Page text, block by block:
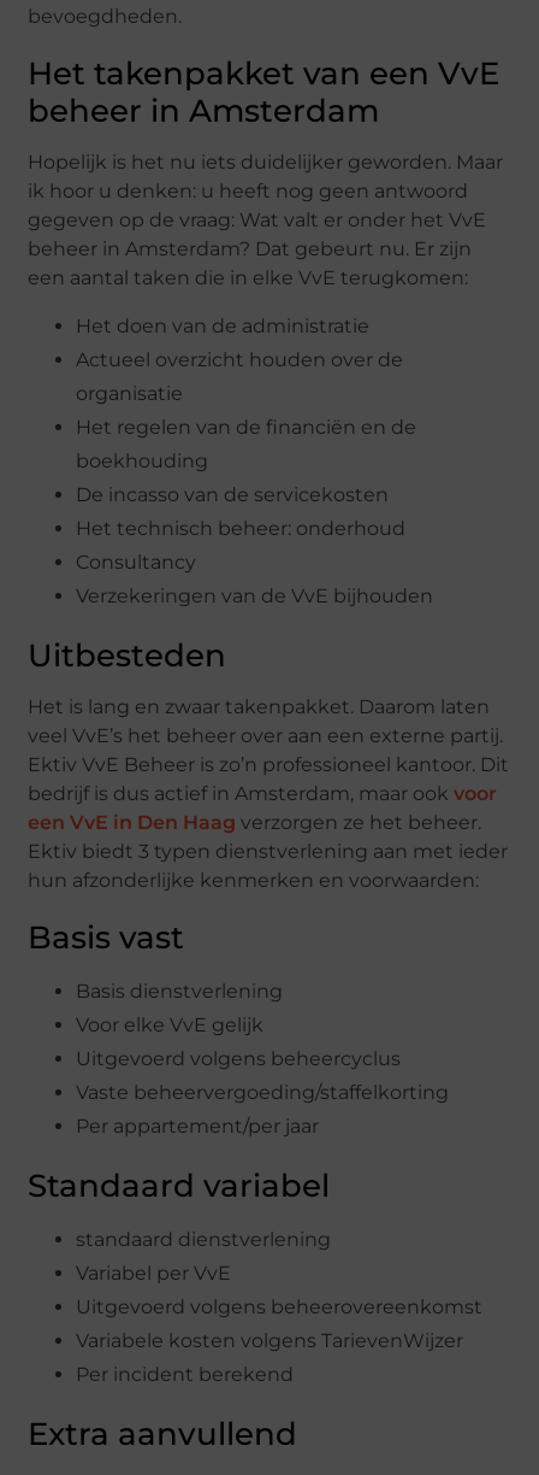
bevoegdheden.
Het takenpakket van een VvE
beheer in Amsterdam
Hopelijk is het nu iets duidelijker geworden. Maar
ik hoor u denken: u heeft nog geen antwoord
gegeven op de vraag: Wat valt er onder het VvE
beheer in Amsterdam? Dat gebeurt nu. Er zijn
een aantal taken die in elke VvE terugkomen:
Het doen van de administratie
Actueel overzicht houden over de
organisatie
Het regelen van de financiën en de
boekhouding
De incasso van de servicekosten
Het technisch beheer: onderhoud
Consultancy
Verzekeringen van de VvE bijhouden
Uitbesteden
Het is lang en zwaar takenpakket. Daarom laten
veel VvE’s het beheer over aan een externe partij.
Ektiv VvE Beheer is zo’n professioneel kantoor. Dit
bedrijf is dus actief in Amsterdam, maar ookvoor
een VvE in Den Haag verzorgen ze het beheer.
Ektiv biedt 3 typen dienstverlening aan met ieder
hun afzonderlijke kenmerken en voorwaarden:
Basis vast
Basis dienstverlening
Voor elke VvE gelijk
Uitgevoerd volgens beheercyclus
Vaste beheervergoeding/staffelkorting
Per appartement/per jaar
Standaard variabel
standaard dienstverlening
Variabel per VvE
Uitgevoerd volgens beheerovereenkomst
Variabele kosten volgens TarievenWijzer
Per incident berekend
Extra aanvullend